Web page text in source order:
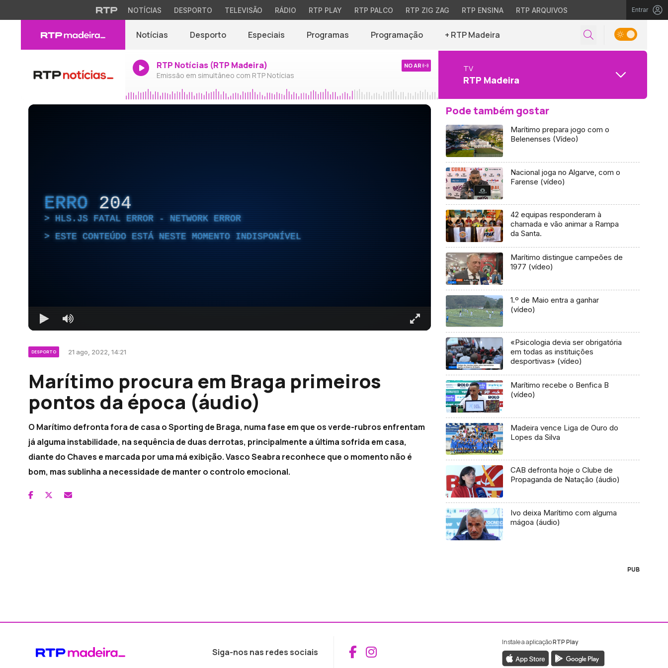
NOTÍCIAS DESPORTO TELEVISÃO RÁDIO RTP PLAY RTP PALCO RTP ZIG ZAG RTP ENSINA RTP ARQUIVOS Entrar
Notícias Desporto Especiais Programas Programação + RTP Madeira
RTP Notícias (RTP Madeira)
Emissão em simultâneo com RTP Notícias
NO AR TV
RTP Madeira
ERRO 204
HLS.JS FATAL ERROR - NETWORK ERROR
ESTE CONTEÚDO ESTÁ NESTE MOMENTO INDISPONÍVEL
DESPORTO 21 ago, 2022, 14:21
Marítimo procura em Braga primeiros
pontos da época (áudio)
O Marítimo defronta fora de casa o Sporting de Braga, numa fase em que os verde-rubros enfrentam
já alguma instabilidade, na sequência de duas derrotas, principalmente a última sofrida em casa,
diante do Chaves e marcada por uma má exibição. Vasco Seabra reconhece que o momento não é
bom, mas sublinha a necessidade de manter o controlo emocional.
Pode também gostar
Marítimo prepara jogo com o
Belenenses (Vídeo)
Nacional joga no Algarve, com o
Farense (vídeo)
42 equipas responderam à
chamada e vão animar a Rampa
da Santa.
Marítimo distingue campeões de
1977 (vídeo)
1.º de Maio entra a ganhar
(vídeo)
«Psicologia devia ser obrigatória
em todas as instituições
desportivas» (vídeo)
Marítimo recebe o Benfica B
(vídeo)
Madeira vence Liga de Ouro do
Lopes da Silva
CAB defronta hoje o Clube de
Propaganda de Natação (áudio)
Ivo deixa Marítimo com alguma
mágoa (áudio)
PUB
Siga-nos nas redes sociais Aceder ao Facebook da RTP Madeira
Aceder ao Instagram da RTP Madeira
Instale a aplicaçãoRTP Play